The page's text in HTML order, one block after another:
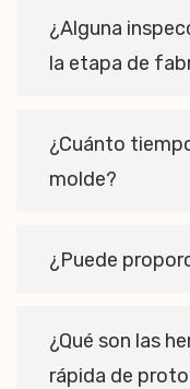
¿Alguna
la etapa de
¿Cuánto
molde?
¿Puede
¿Qué son las
rápida de